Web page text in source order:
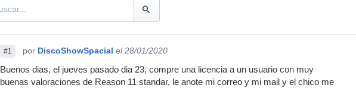
#1 por DiscoShowSpacial el 28/01/2020
Buenos dias, el jueves pasado dia 23, compre una licencia a un usuario con muy
buenas valoraciones de Reason 11 standar, le anote mi correo y mi mail y el chico me